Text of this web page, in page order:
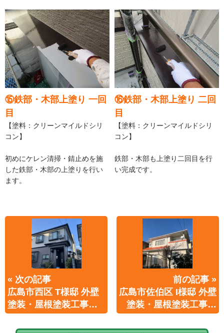
⑮鉄部・木部上塗り 一回
目
【塗料：クリーンマイルドシリ
コン】
初めにケレン清掃・錆止めを施
した鉄部・木部の上塗りを行い
ます。
⑯鉄部・木部上塗り 二回
目
【塗料：クリーンマイルドシリ
コン】
鉄部・木部も上塗り二回目を行
い完成です。
« 次の記事
広島市西区 T様邸 外壁
塗装・屋根塗装工事…
前の記事 »
広島市佐伯区 I様邸 外壁
塗装・屋根塗装工事…